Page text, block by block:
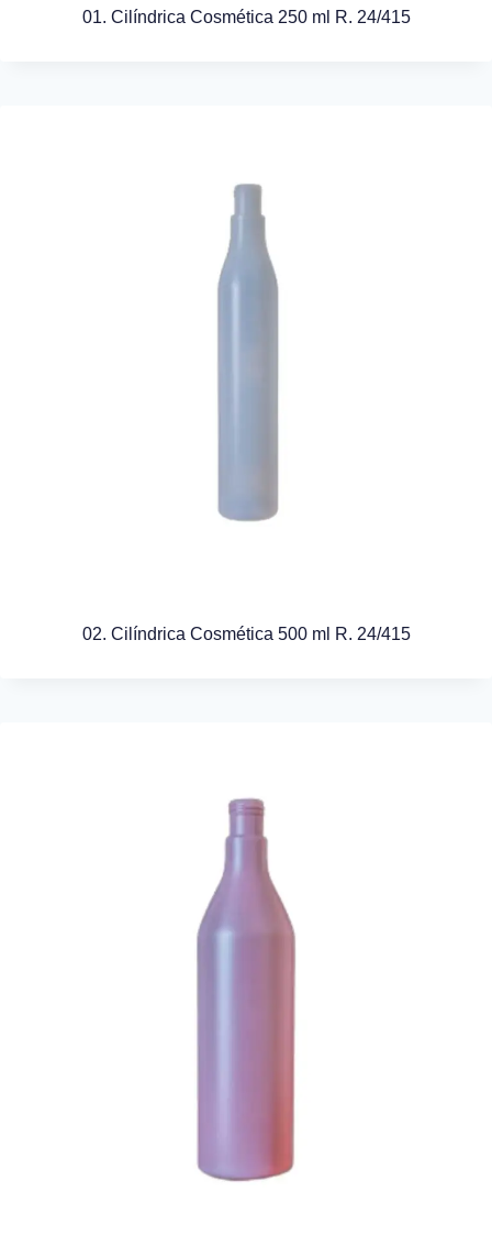
01. Cilíndrica Cosmética 250 ml R. 24/415
02. Cilíndrica Cosmética 500 ml R. 24/415